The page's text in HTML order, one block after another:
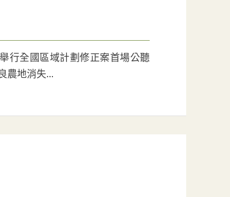
行全國區域計劃修正案首場公聽
農地消失...